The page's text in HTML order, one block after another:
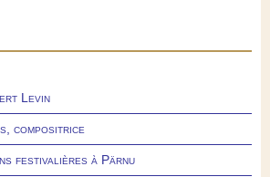
Levin
compositrice
festivalières à Pärnu